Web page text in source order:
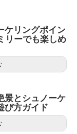
ケリングポイン
リーでも楽しめ
景とシュノーケ
び方ガイド